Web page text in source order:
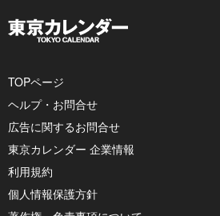
TOPページ
ヘルプ・お問合せ
広告に関するお問合せ
東京カレンダー 企業情報
利用規約
個人情報保護方針